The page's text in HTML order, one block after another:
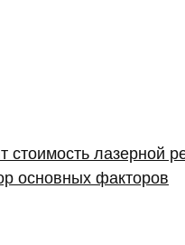
стоимость лазерной
основных факторов